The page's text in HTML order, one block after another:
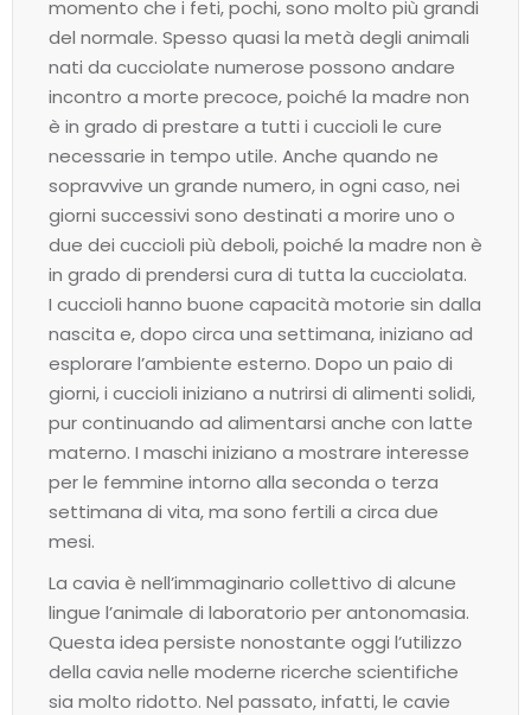
momento che i feti, pochi, sono molto più grandi
del normale. Spesso quasi la metà degli animali
nati da cucciolate numerose possono andare
incontro a morte precoce, poiché la madre non
è in grado di prestare a tutti i cuccioli le cure
necessarie in tempo utile. Anche quando ne
sopravvive un grande numero, in ogni caso, nei
giorni successivi sono destinati a morire uno o
due dei cuccioli più deboli, poiché la madre non è
in grado di prendersi cura di tutta la cucciolata.
I cuccioli hanno buone capacità motorie sin dalla
nascita e, dopo circa una settimana, iniziano ad
esplorare l’ambiente esterno. Dopo un paio di
giorni, i cuccioli iniziano a nutrirsi di alimenti solidi,
pur continuando ad alimentarsi anche con latte
materno. I maschi iniziano a mostrare interesse
per le femmine intorno alla seconda o terza
settimana di vita, ma sono fertili a circa due
mesi.
La cavia è nell’immaginario collettivo di alcune
lingue l’animale di laboratorio per antonomasia.
Questa idea persiste nonostante oggi l’utilizzo
della cavia nelle moderne ricerche scientifiche
sia molto ridotto. Nel passato, infatti, le cavie